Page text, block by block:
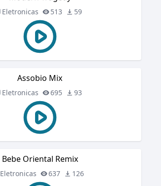
Eletronicas 513 59
Assobio Mix
Eletronicas 695 93
Bebe Oriental Remix
Eletronicas 637 126